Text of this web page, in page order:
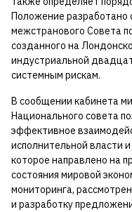
Положение разработано
межстранового Совета
созданного на
индустриальной
системным рискам.
В сообщении кабинета
Национального совета
эффективное
исполнительной власти
которое направлено на
состояния мировой
мониторинга,
и разработку